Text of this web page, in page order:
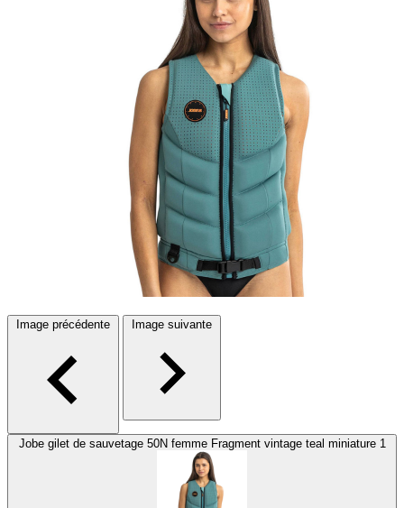
Image précédente Image suivante
Jobe gilet de sauvetage 50N femme Fragment vintage teal miniature 1